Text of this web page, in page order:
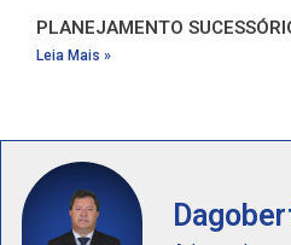
PLANEJAMENTO
Leia Mais »